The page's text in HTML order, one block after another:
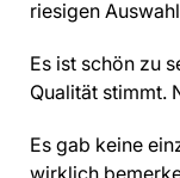
riesigen
Es ist schön zu
Qualität stimmt.
Es gab keine